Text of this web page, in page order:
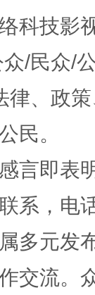
科技影
/民众/
律、政
民。
言即表
系，电
多元发
交流。